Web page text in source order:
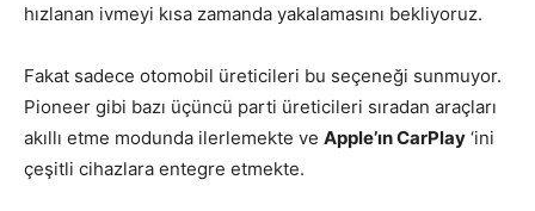
hızlanan ivmeyi kısa zamanda yakalamasını bekliyoruz.
Fakat sadece otomobil üreticileri bu seçeneği sunmuyor.
Pioneer gibi bazı üçüncü parti üreticileri sıradan araçları
akıllı etme modunda ilerlemekte ve Apple’ın CarPlay ‘ini
çeşitli cihazlara entegre etmekte.